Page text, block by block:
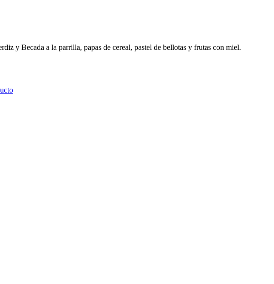
y Becada a la parrilla, papas de cereal, pastel de bellotas y frutas con miel.